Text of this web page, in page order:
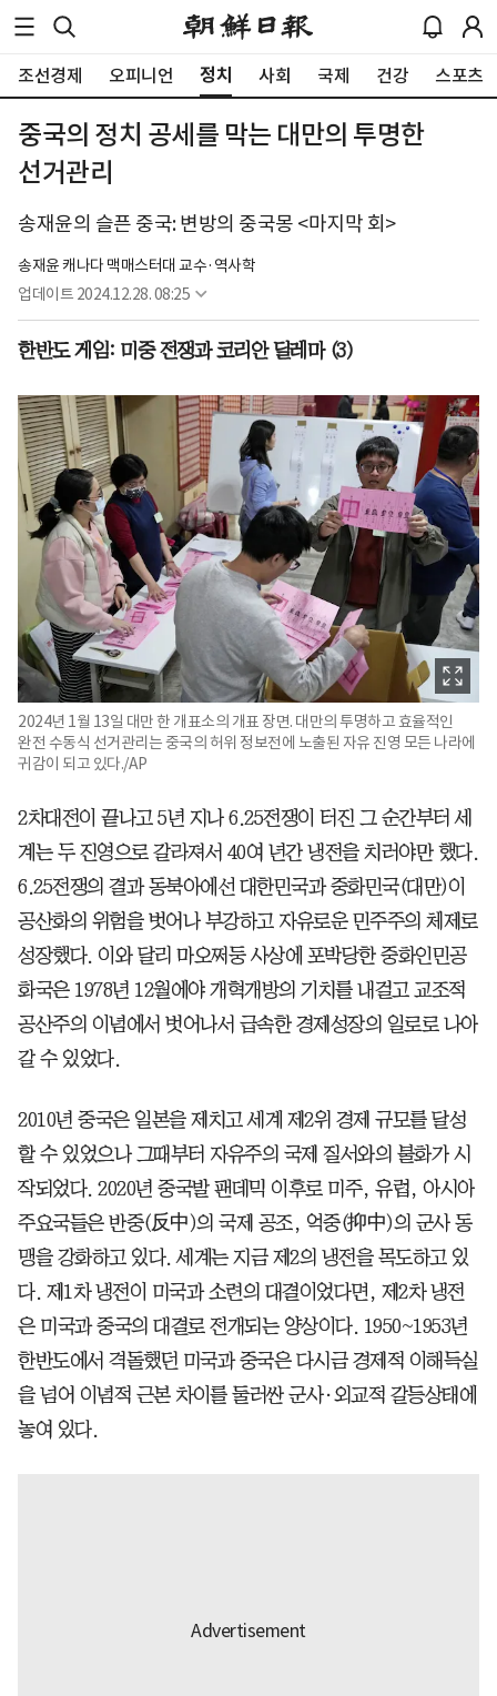
조선경제 오피니언 정치 사회 국제 건강 스포츠
중국의 정치 공세를 막는 대만의 투명한
선거관리
송재윤의 슬픈 중국: 변방의 중국몽 <마지막 회>
송재윤 캐나다 맥매스터대 교수·역사학
업데이트 2024.12.28. 08:25
한반도 게임: 미중 전쟁과 코리안 딜레마 (3)
2024년 1월 13일 대만 한 개표소의 개표 장면. 대만의 투명하고 효율적인
완전 수동식 선거관리는 중국의 허위 정보전에 노출된 자유 진영 모든 나라에
귀감이 되고 있다./AP
2차대전이 끝나고 5년 지나 6.25전쟁이 터진 그 순간부터 세
계는 두 진영으로 갈라져서 40여 년간 냉전을 치러야만 했다.
6.25전쟁의 결과 동북아에선 대한민국과 중화민국(대만)이
공산화의 위험을 벗어나 부강하고 자유로운 민주주의 체제로
성장했다. 이와 달리 마오쩌둥 사상에 포박당한 중화인민공
화국은 1978년 12월에야 개혁개방의 기치를 내걸고 교조적
공산주의 이념에서 벗어나서 급속한 경제성장의 일로로 나아
갈 수 있었다.
2010년 중국은 일본을 제치고 세계 제2위 경제 규모를 달성
할 수 있었으나 그때부터 자유주의 국제 질서와의 불화가 시
작되었다. 2020년 중국발 팬데믹 이후로 미주, 유럽, 아시아
주요국들은 반중(反中)의 국제 공조, 억중(抑中)의 군사 동
맹을 강화하고 있다. 세계는 지금 제2의 냉전을 목도하고 있
다. 제1차 냉전이 미국과 소련의 대결이었다면, 제2차 냉전
은 미국과 중국의 대결로 전개되는 양상이다. 1950~1953년
한반도에서 격돌했던 미국과 중국은 다시금 경제적 이해득실
을 넘어 이념적 근본 차이를 둘러싼 군사·외교적 갈등상태에
놓여 있다.